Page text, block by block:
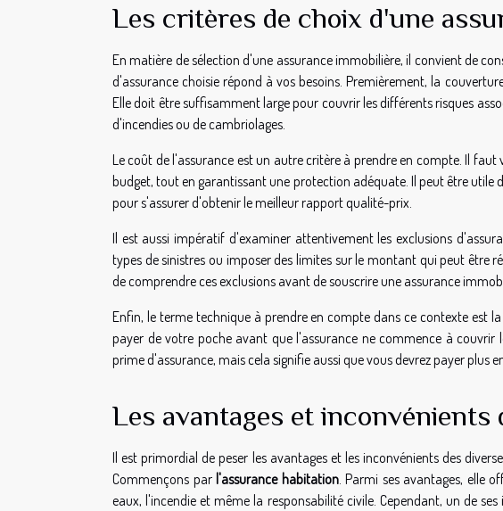
Les critères de choix d'une
En matière de sélection d'une assurance immobilière, il convient de
d'assurance choisie répond à vos besoins. Premièrement, la
Elle doit être suffisamment large pour couvrir les différents risques
d'incendies ou de cambriolages.
Le coût de l'assurance est un autre critère à prendre en compte. Il
budget, tout en garantissant une protection adéquate. Il peut être
pour s'assurer d'obtenir le meilleur rapport qualité-prix.
Il est aussi impératif d'examiner attentivement les exclusions
types de sinistres ou imposer des limites sur le montant qui peut être
de comprendre ces exclusions avant de souscrire une assurance
Enfin, le terme technique à prendre en compte dans ce contexte est
payer de votre poche avant que l'assurance ne commence à
prime d'assurance, mais cela signifie aussi que vous devrez payer plus
Les avantages et
Il est primordial de peser les avantages et les inconvénients des
Commençons parl'assurance habitation. Parmi ses avantages, elle
eaux, l'incendie et même la responsabilité civile. Cependant, un de